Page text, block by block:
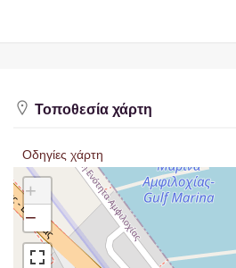
Τοποθεσία χάρτη
Οδηγίες χάρτη
+
−